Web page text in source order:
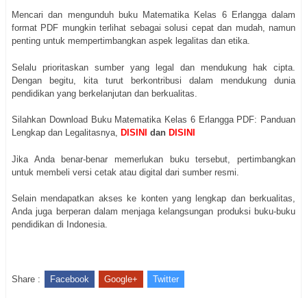
Mencari dan mengunduh buku Matematika Kelas 6 Erlangga dalam
format PDF mungkin terlihat sebagai solusi cepat dan mudah, namun
penting untuk mempertimbangkan aspek legalitas dan etika.
Selalu prioritaskan sumber yang legal dan mendukung hak cipta.
Dengan begitu, kita turut berkontribusi dalam mendukung dunia
pendidikan yang berkelanjutan dan berkualitas.
Silahkan Download Buku Matematika Kelas 6 Erlangga PDF: Panduan
Lengkap dan Legalitasnya, DISINI dan DISINI
Jika Anda benar-benar memerlukan buku tersebut, pertimbangkan
untuk membeli versi cetak atau digital dari sumber resmi.
Selain mendapatkan akses ke konten yang lengkap dan berkualitas,
Anda juga berperan dalam menjaga kelangsungan produksi buku-buku
pendidikan di Indonesia.
Share : Facebook Google+ Twitter